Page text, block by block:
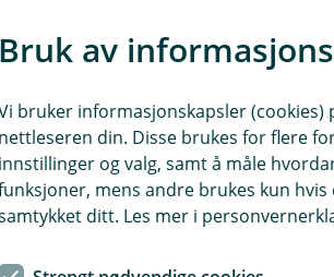
dagligbank og
Bruk av
bruker informasjonskapsler
nettleseren din. Disse brukes for flere
innstillinger og valg, samt å måle
mens andre brukes kun
ditt. Les mer i